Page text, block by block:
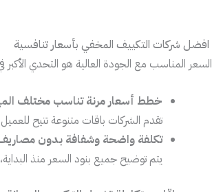
افضل شركات التكييف المخفي بأسعار تنافسية
السعر المناسب مع الجودة العالية هو التحدي
خطط أسعار مرنة تناسب مختلف
تقدم الشركات باقات متنوعة تتيح
تكلفة واضحة وشفافة بدون
يتم توضيح جميع بنود السعر منذ